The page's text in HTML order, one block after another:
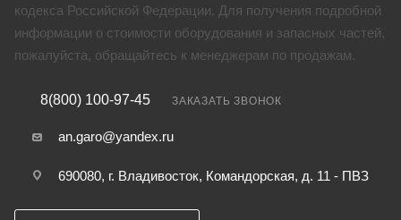
кодекса Российской Федерации. Для получения подробной
информации о стоимости оборудования и запасных частей,
пожалуйста, обращайтесь к менеджерам по продажам.
8(800) 100-97-45 ЗАКАЗАТЬ ЗВОНОК
an.garo@yandex.ru
690080, г. Владивосток, Командорская, д. 11 - ПВЗ